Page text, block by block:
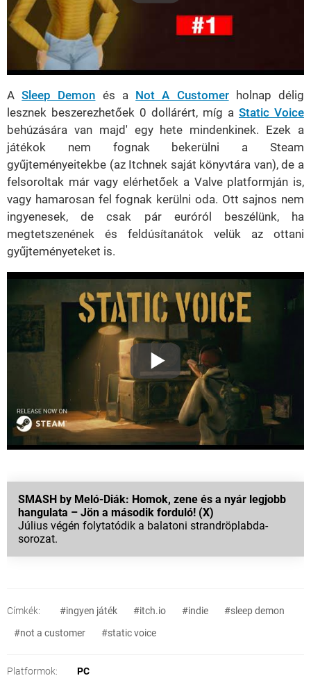
ASleep Demon és a Not A Customerholnap délig
lesznek beszerezhetőek 0 dollárért, míg a Static Voice
behúzására van majd' egy hete mindenkinek. Ezek a
játékok nem fognak bekerülni a Steam
gyűjteményeitekbe (az Itchnek saját könyvtára van), de a
felsoroltak már vagy elérhetőek a Valve platformján is,
vagy hamarosan fel fognak kerülni oda. Ott sajnos nem
ingyenesek, de csak pár euróról beszélünk, ha
megtetszenének és feldúsítanátok velük az ottani
gyűjteményeteket is.
SMASH by Meló-Diák: Homok, zene és a nyár legjobb
hangulata – Jön a második forduló! (X)
Július végén folytatódik a balatoni strandröplabda-
sorozat.
Címkék: #ingyen játék #itch.io #indie
#sleep demon
#not a customer
#static voice
Platformok: PC